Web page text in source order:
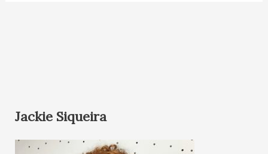
Jackie Siqueira